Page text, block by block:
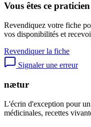
Vous êtes ce
Revendiquez votre fiche
vos disponibilités et
Revendiquer la fiche
Signaler une erreur
nætur
L'écrin d'exception pour
médicinales, recettes